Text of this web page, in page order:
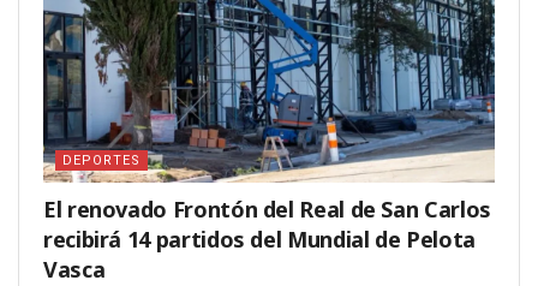
DEPORTES
El renovado Frontón del Real de San Carlos
recibirá 14 partidos del Mundial de Pelota
Vasca